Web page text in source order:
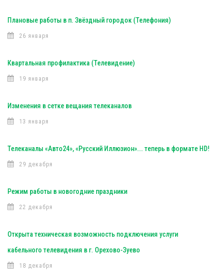
Плановые работы в п. Звёздный городок (Телефония)
26 января
Квартальная профилактика (Телевидение)
19 января
Изменения в сетке вещания телеканалов
13 января
Телеканалы «Авто24», «Русский Иллюзион»... теперь в формате HD!
29 декабря
Режим работы в новогодние праздники
22 декабря
Открыта техническая возможность подключения услуги
кабельного телевидения в г. Орехово-Зуево
18 декабря